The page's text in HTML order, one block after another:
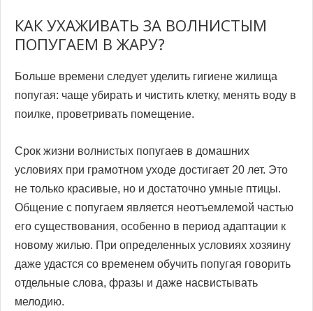
КАК УХАЖИВАТЬ ЗА ВОЛНИСТЫМ
ПОПУГАЕМ В ЖАРУ?
Больше времени следует уделить гигиене жилища
попугая: чаще убирать и чистить клетку, менять воду в
поилке, проветривать помещение.
Срок жизни волнистых попугаев в домашних
условиях при грамотном уходе достигает 20 лет. Это
не только красивые, но и достаточно умные птицы.
Общение с попугаем является неотъемлемой частью
его существования, особенно в период адаптации к
новому жилью. При определенных условиях хозяину
даже удастся со временем обучить попугая говорить
отдельные слова, фразы и даже насвистывать
мелодию.